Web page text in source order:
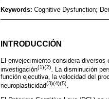
Keywords: Cognitive Dysfunction;
INTRODUCCIÓN
El envejecimiento considera
investigación(1)(2). La disminución
función ejecutiva, la velocidad del
neuroplasticidad(3)(4)(5).